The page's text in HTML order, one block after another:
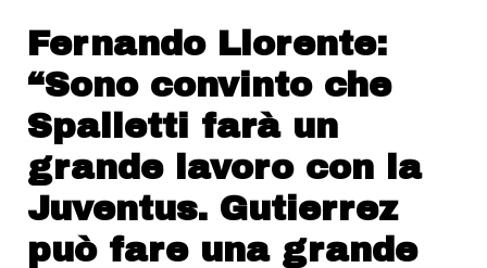
Fernando Llorente:
“Sono convinto che
Spalletti farà un
grande lavoro con la
Juventus. Gutierrez
può fare una grande